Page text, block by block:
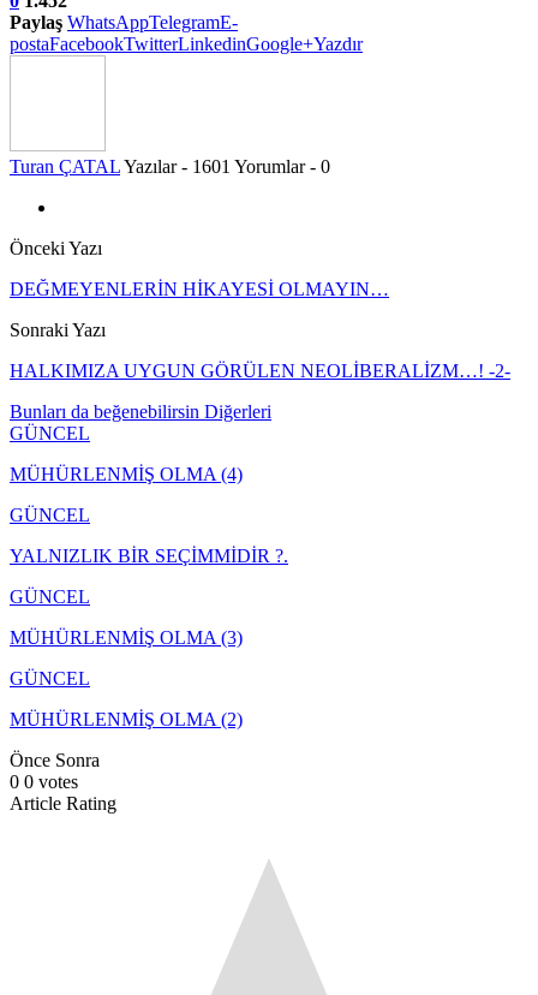
Paylaş WhatsAppTelegramE-
postaFacebookTwitterLinkedinGoogle+Yazdır
Turan ÇATALYazılar - 1601 Yorumlar - 0
Önceki Yazı
DEĞMEYENLERİN HİKAYESİ OLMAYIN…
Sonraki Yazı
HALKIMIZA UYGUN GÖRÜLEN NEOLİBERALİZM…! -2-
Bunları da beğenebilirsin Diğerleri
GÜNCEL
MÜHÜRLENMİŞ OLMA (4)
GÜNCEL
YALNIZLIK BİR SEÇİMMİDİR ?.
GÜNCEL
MÜHÜRLENMİŞ OLMA (3)
GÜNCEL
MÜHÜRLENMİŞ OLMA (2)
Önce Sonra
0 0 votes
Article Rating